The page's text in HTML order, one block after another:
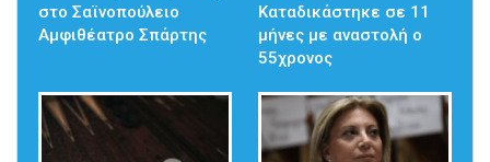
στο Σαϊνοπούλειο
Αμφιθέατρο Σπάρτης
Καταδικάστηκε σε 11
μήνες με αναστολή ο
55χρονος